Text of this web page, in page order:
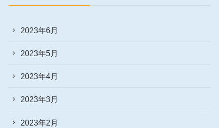
2023年6月
2023年5月
2023年4月
2023年3月
2023年2月